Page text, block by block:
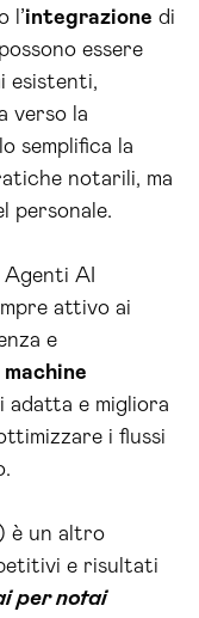
l’integrazione di
essere
esistenti,
verso la
semplifica la
notarili, ma
personale.
AI
attivo ai
e
machine
adatta e migliora
i flussi
) è un altro
e risultati
per notai